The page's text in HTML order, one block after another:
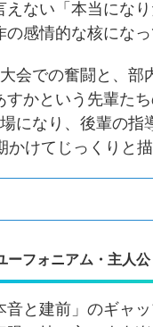
えない「本当に
感情的な核になっ
会での奮闘と、
かという先輩た
になり、後輩の
けてじっくりと
ーフォニアム・主人公
と建前」のギャ